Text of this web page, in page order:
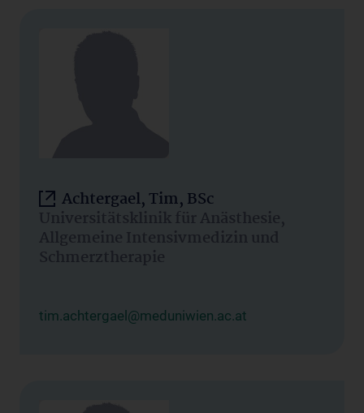
Achtergael, Tim, BSc
Universitätsklinik für Anästhesie,
Allgemeine Intensivmedizin und
Schmerztherapie
tim.achtergael@meduniwien.ac.at